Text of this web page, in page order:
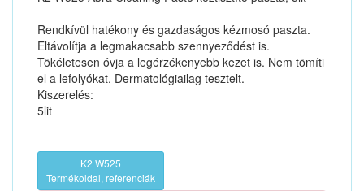
Rendkívül hatékony és gazdaságos kézmosó paszta.
Eltávolítja a legmakacsabb szennyeződést is.
Tökéletesen óvja a legérzékenyebb kezet is. Nem tömíti
el a lefolyókat. Dermatológiailag tesztelt.
Kiszerelés:
5lit
K2 W525
Termékoldal, referenciák